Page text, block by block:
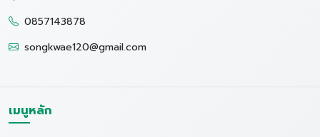
0857143878
songkwae120@gmail.com
เมนูหลัก